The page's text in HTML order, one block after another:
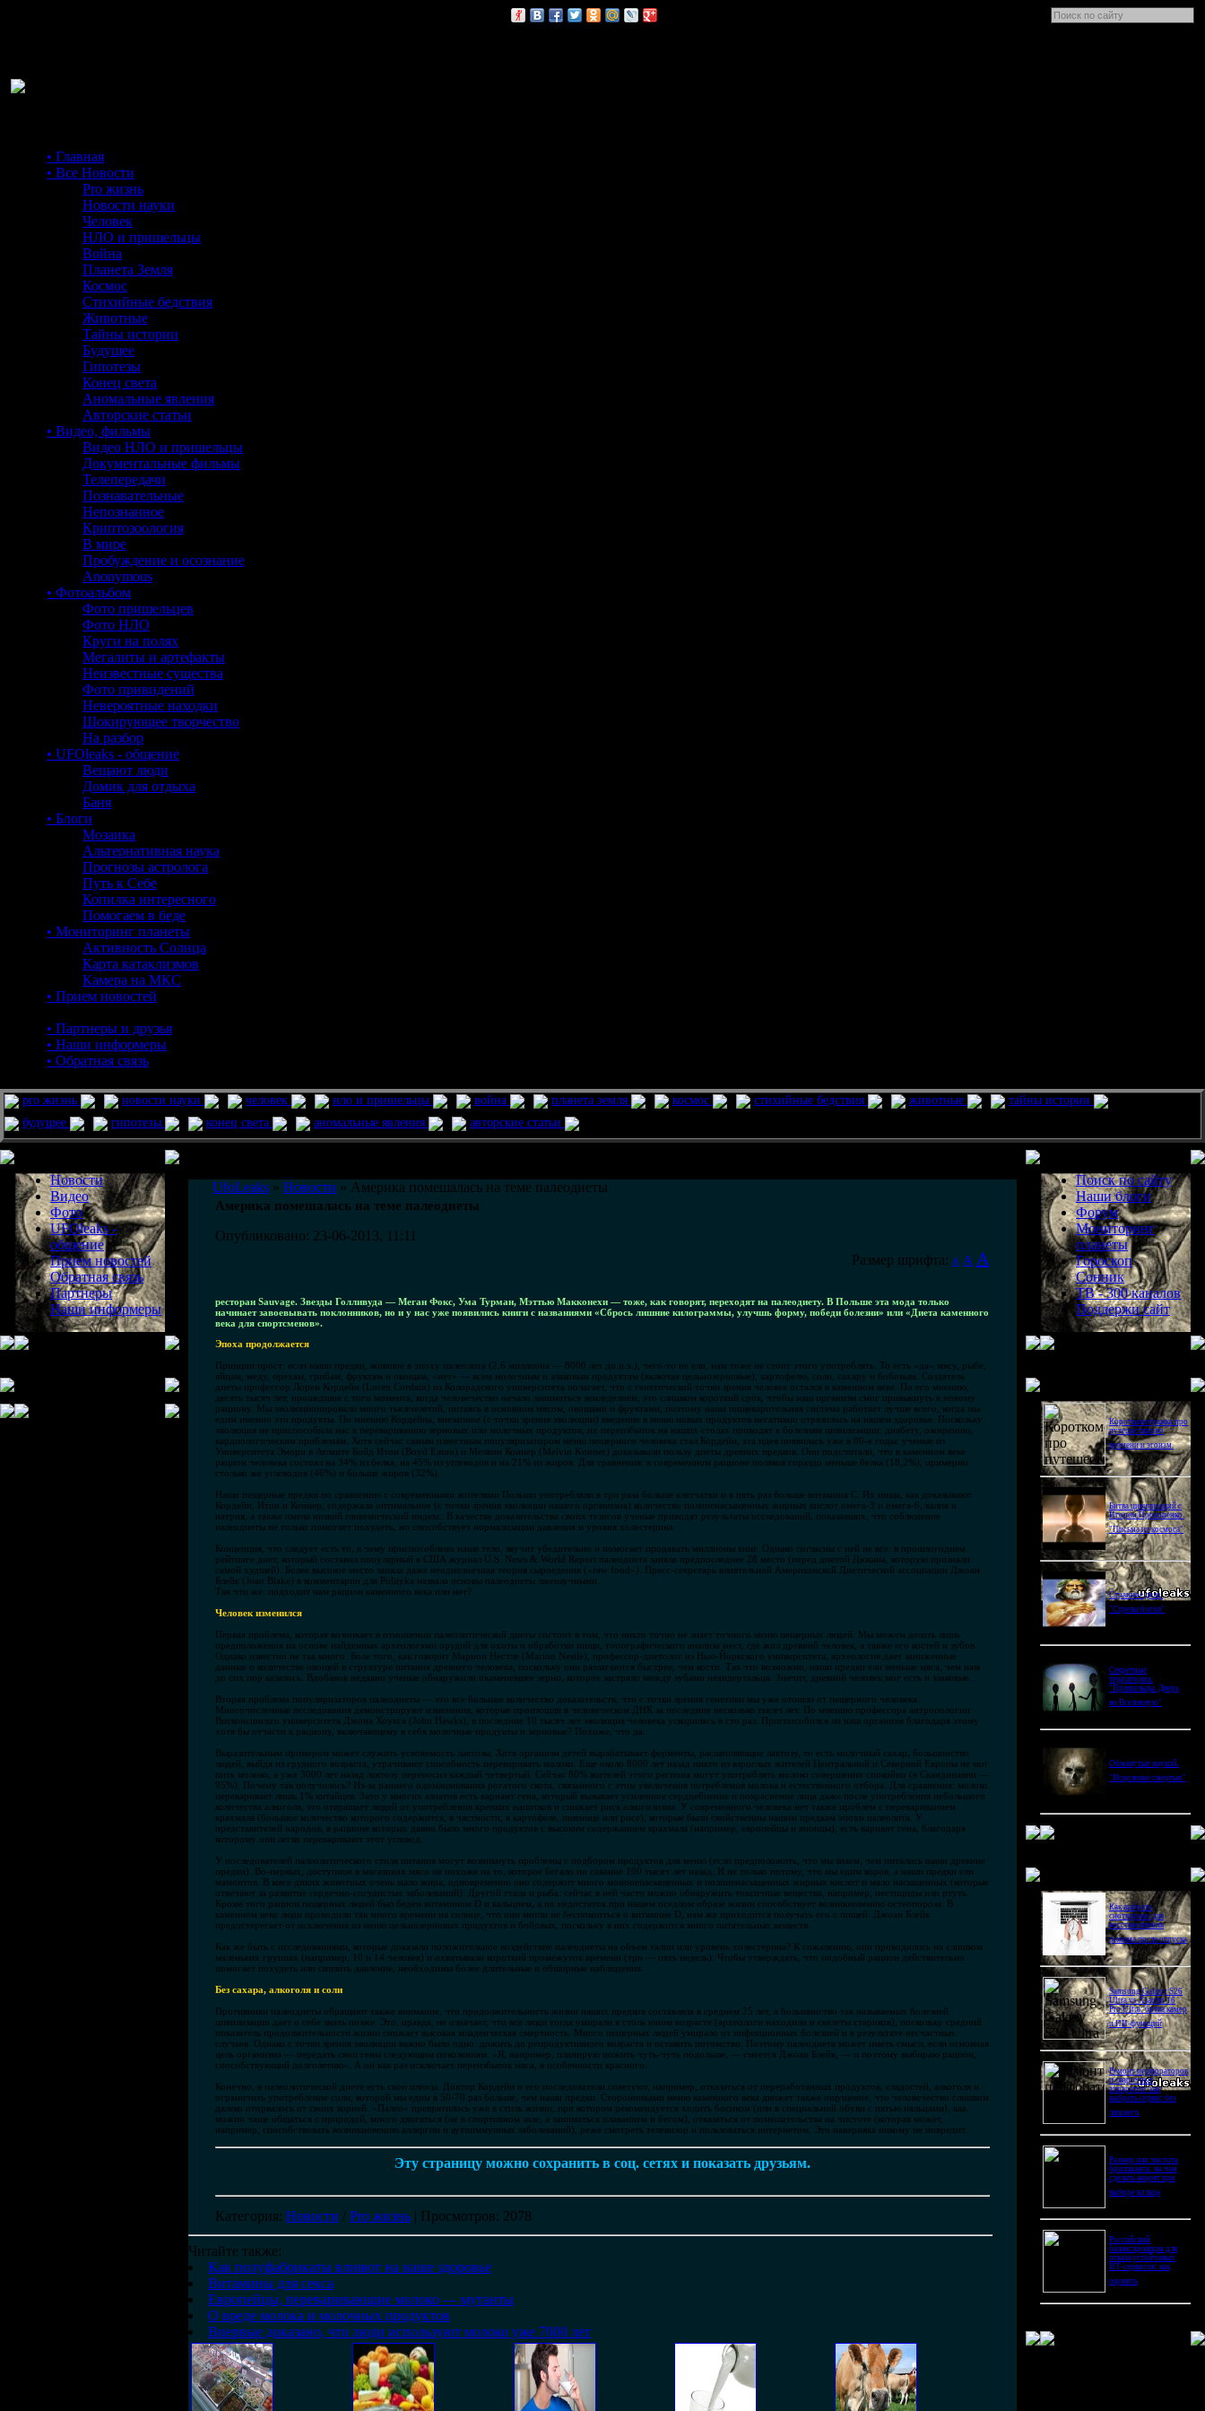
• Главная
• Все Новости
Pro жизнь
Новости науки
Человек
НЛО и пришельцы
Война
Планета Земля
Космос
Стихийные бедствия
Животные
Тайны истории
Будущее
Гипотезы
Конец света
Аномальные явления
Авторские статьи
• Видео, фильмы
Видео НЛО и пришельцы
Документальные фильмы
Телепередачи
Познавательные
Непознанное
Криптозоология
В мире
Пробуждение и осознание
Anonymous
• Фотоальбом
Фото пришельцев
Фото НЛО
Круги на полях
Мегалиты и артефакты
Неизвестные существа
Фото привидений
Невероятные находки
Шокирующее творчество
На разбор
• UFOleaks - общение
Вещают люди
Домик для отдыха
Баня
• Блоги
Мозаика
Альтернативная наука
Прогнозы астролога
Путь к Себе
Копилка интересного
Помогаем в беде
• Мониторинг планеты
Активность Солнца
Карта катаклизмов
Камера на МКС
• Прием новостей
• Партнеры и друзья
• Наши информеры
• Обратная связь
pro жизнь новости науки человек нло и пришельцы война планета земля космос стихийные бедствия животные
тайны истории
будущее
гипотезы конец света аномальные явления авторские статьи
Новости
Видео
Фото
UFOleaks -
общение
Прием новостей
Обратная связь
Партнеры
Наши информеры
UfoLeaks » Новости » Америка помешалась на теме палеодиеты
Америка помешалась на теме палеодиеты
Опубликовано: 23-06-2013, 11:11
Размер шрифта: A A A
ресторан Sauvage. Звезды Голливуда — Меган Фокс, Ума Турман, Мэттью Макконехи — тоже, как говорят, переходят на палеодиету. В Польше эта мода только
начинает завоевывать поклонников, но и у нас уже появились книги с названиями «Сбрось лишние килограммы, улучшь форму, победи болезни» или «Диета каменного
века для спортсменов».
Эпоха продолжается
Принцип прост: если наши предки, жившие в эпоху палеолита (2,6 миллиона — 8000 лет до н.э.), чего-то не ели, нам тоже не стоит этого употреблять. То есть «да» мясу, рыбе,
яйцам, меду, орехам, грибам, фруктам и овощам, «нет» — всем молочным и злаковым продуктам (включая цельнозерновые), картофелю, соли, сахару и бобовым. Создатель
диеты профессор Лорен Кордейн (Loren Cordain) из Колорадского университета полагает, что с генетической точки зрения человек остался в каменном веке. По его мнению,
десять тысяч лет, прошедшие с того момента, когда человечество начало заниматься земледелием, это слишком короткий срок, чтобы наш организм смог привыкнуть к новому
рациону. Мы эволюционировали много тысячелетий, питаясь в основном мясом, овощами и фруктами, поэтому наша пищеварительная система работает лучше всего, когда мы
едим именно эти продукты. По мнению Кордейна, внезапное (с точки зрения эволюции) введение в меню новых продуктов негативно отразилось на нашем здоровье. Поскольку
эволюция не приспособила нас к перевариванию зерновых или молочных продуктов, их переизбыток на наших столах приводят к болезням цивилизации: диабету, ожирению,
кардиологическим проблемам. Хотя сейчас самым известным популяризатором меню пещерного человека стал Кордейн, эта идея появилась уже в 80-е годы: ученые из
Университета Эмори в Атланте Бойд Итон (Boyd Eaton) и Мелвин Коннер (Melvin Konner) доказывали пользу диеты древних предков. Они подсчитали, что в каменном веке
рацион человека состоял на 34% из белка, на 45% из углеводов и на 21% из жиров. Для сравнения: в современном рационе поляков гораздо меньше белка (18,2%), примерно
столько же углеводов (46%) и больше жиров (32%).
Наши пещерные предки по сравнению с современными жителями Польши употребляли в три раза больше клетчатки и в пять раз больше витамина C. Их пища, как доказывают
Кордейн, Итон и Коннер, содержала оптимальное (с точки зрения эволюции нашего организма) количество полиненасыщенных жирных кислот омега-3 и омега-6, калия и
натрия, а также имела низкий гликемический индекс. В качестве доказательства своих тезисов ученые приводят результаты исследований, показавших, что соблюдение
палеодиеты не только помогает похудеть, но способствует нормализации давления и уровня холестерина.
Концепция, что следует есть то, к чему приспособлено наше тело, звучит убедительно и помогает продавать миллионы книг. Однако согласны с ней не все: в прошлогоднем
рейтинге диет, который составил популярный в США журнал U.S. News & World Report палеодиета заняла предпоследнее 28 место (перед диетой Дюкана, которую признали
самой худшей). Более высокое место заняла даже неоднозначная теория сыроедения («raw food»). Пресс-секретарь влиятельной Американской Диетической ассоциации Джоан
Блейк (Joan Blake) в комментарии для Polityka назвала основы палеодиеты лженаучными.
Так что же: подходит нам рацион каменного века или нет?
Человек изменился
Первая проблема, которая возникает в отношении палеолитической диеты состоит в том, что никто точно не знает точного меню пещерных людей. Мы можем делать лишь
предположения на основе найденных археологами орудий для охоты и обработки пищи, топографического анализа мест, где жил древний человек, а также его костей и зубов.
Однако известно не так много. Боле того, как говорит Марион Нестле (Marion Nestle), профессор-диетолог из Нью-Йоркского университета, археология дает заниженные
данные о количестве овощей в структуре питания древнего человека, поскольку они разлагаются быстрее, чем кости. Так что возможно, наши предки ели меньше мяса, чем нам
до сих пор казалось. Вдобавок недавно ученые обнаружили окаменевшее зерно, которое застряло между зубами неандертальца. Значит, древний человек мог есть и злаковые.
Вторая проблема популяризаторов палеодиеты — это все большее количество доказательств, что с точки зрения генетики мы уже отошли от пещерного человека.
Многочисленные исследования демонстрируют изменения, которые произошли в человеческом ДНК за последние несколько тысяч лет. По мнению профессора антропологии
Висконсинскго университета Джона Хоукса (John Hawks), в последние 10 тысяч лет эволюция человека ускорилась в сто раз. Приспособился ли наш организм благодаря этому
хотя бы отчасти к рациону, включающему в себя молочные продукты и зерновые? Похоже, что да.
Выразительным примером может служить усвояемость лактозы. Хотя организм детей вырабатывает ферменты, расщепляющие лактозу, то есть молочный сахар, большинство
людей, выйдя из грудного возраста, утрачивают способность переваривать молоко. Еще около 8000 лет назад никто из взрослых жителей Центральной и Северной Европы не мог
пить молоко, а уже 3000 лет назад лактозу переносил каждый четвертый. Сейчас 80% жителей этого региона могут употреблять молоко совершенно спокойно (в Скандинавии —
95%). Почему так получилось? Из-за раннего одомашнивания рогатого скота, связанного с этим увеличения потребления молока и естественного отбора. Для сравнения: молоко
переваривает лишь 1% китайцев. Зато у многих азиатов есть вариант гена, который вызывает усиленное сердцебиение и покраснение лица даже после употребления небольшого
количества алкоголя, это отвращает людей от употребления крепких напитков и снижает риск алкоголизма. У современного человека нет также проблем с перевариванием
крахмала (большое количество которого содержится, в частности, в картофеле, пшенице или рисе), которые были свойственны нашим предкам эпохи палеолита. У
представителей народов, в рационе которых давно было много продуктов с высоким содержанием крахмала (например, европейцы и японцы), есть вариант гена, благодаря
которому они легко переваривают этот углевод.
У последователей палеолитического стиля питания могут возникнуть проблемы с подбором продуктов для меню (если предположить, что мы знаем, чем питались наши древние
предки). Во-первых, доступное в магазинах мясо не похоже на то, которое бегало по саванне 100 тысяч лет назад. И не только потому, что мы едим коров, а наши предки ели
мамонтов. В мясе диких животных очень мало жира, одновременно оно содержит много мононенасыщенных и полиненасыщенных жирных кислот и мало насыщенных (которые
отвечают за развитие сердечно-сосудистых заболеваний). Другой стала и рыба: сейчас в ней часто можно обнаружить токсичные вещества, например, пестициды или ртуть.
Кроме того рацион пещерных людей был беден витамином D и кальцием, а их недостаток при нашем оседлом образе жизни способствует возникновению остеопороза. В
каменном веке люди проводили так много времени на солнце, что они могли не беспокоиться о витамине D, нам же приходится получать его с пищей. Джоан Блейк
предостерегает от исключения из меню цельнозерновых продуктов и бобовых, поскольку в них содержится много питательных веществ.
Как же быть с исследованиями, которые доказали положительное воздействие палеодиеты на объем талии или уровень холестерина? К сожалению, они проводились на слишком
маленьких группах (например, 10 и 14 человек) и охватывали короткий промежуток времени (три — пять недель). Чтобы утверждать, что подобный рацион действительно
помогает похудеть или снизить давление, необходимы более длительные и обширные наблюдения.
Без сахара, алкоголя и соли
Противники палеодиеты обращают также внимание, что продолжительность жизни наших предков составляла в среднем 25 лет, а большинство так называемых болезней
цивилизации дает о себе знать позже. Это, правда, не означает, что все люди тогда умирали в столь юном возрасте (археологи находили и скелеты стариков), поскольку средний
показатель продолжительности жизни снижает высокая младенческая смертность. Много пещерных людей умирало от инфекционных болезней и в результате несчастных
случаев. Однако с точки зрения эволюции важно было одно: дожить до репродуктивного возраста и оставить потомство. Поэтому палеодиета может иметь смысл, если основная
цель организма — передать свои гены следующим поколениям. «Я, например, планирую пожить чуть-чуть подольше, — смеется Джоан Блейк, — и поэтому выбираю рацион,
способствующий долголетию». А он как раз исключает переизбыток мяса, в особенности красного.
Конечно, в палеолитической диете есть свои плюсы. Доктор Кордейн и его последователи советуют, например, отказаться от переработанных продуктов, сладостей, алкоголя и
ограничить употребление соли, которой мы едим в 50-70 раз больше, чем наши предки. Сторонниками меню каменного века движет также ощущение, что человечество слишком
далеко оторвалось от своих корней. «Палео» превратилось уже в стиль жизни, при котором рекомендуется ходить босиком (или в специальной обуви с пятью пальцами), как
можно чаще общаться с природой, много двигаться (не в спортивном зале, а заниматься плаванием и бегом), отказаться от помешательства на чистоте (которая может,
например, способствовать возникновению аллергии и аутоиммунных заболеваний), реже смотреть телевизор и пользоваться интернетом. Это наверняка никому не повредит.
Эту страницу можно сохранить в соц. сетях и показать друзьям.
Категория: Новости / Pro жизнь | Просмотров: 2078
Читайте также:
Как полуфабрикаты влияют на наше здоровье
Витамины для секса
Европейцы, переваривающие молоко — мутанты
О вреде молока и молочных продуктов
Впервые доказано, что люди используют молоко уже 7000 лет
Поиск по сайту
Наши блоги
Форум
Мониторинг
планеты
Гороскоп
Сонник
ТВ - 300 каналов
Поддержи сайт
Короткометражка про
путешествия во
времени и эгоизм.
Битва цивилизаций с
Игорем Прокопенко.
"Письма из космоса"
Странное дело.
"Стрелы богов"
Секретные
территории.
"Пришельцы. Дверь
во Вселенную"
Обманутые наукой.
"Исцеление смертью"
Как выбрать
снотворное для
восстановления
режима после отпуска
Samsung Galaxy S26
Ultra vs Xiaomi 16
Pro Ultra: битва камер
и ИИ-функций
Ремонт перфораторов
и сварочных
аппаратов: как
выбрать сервис без
лишнего
Размер или чистота
бриллианта: на чем
сделать акцент при
выборе кольца
Российский
балансировщик для
отказоустойчивых
ИТ-сервисов: как
оценить